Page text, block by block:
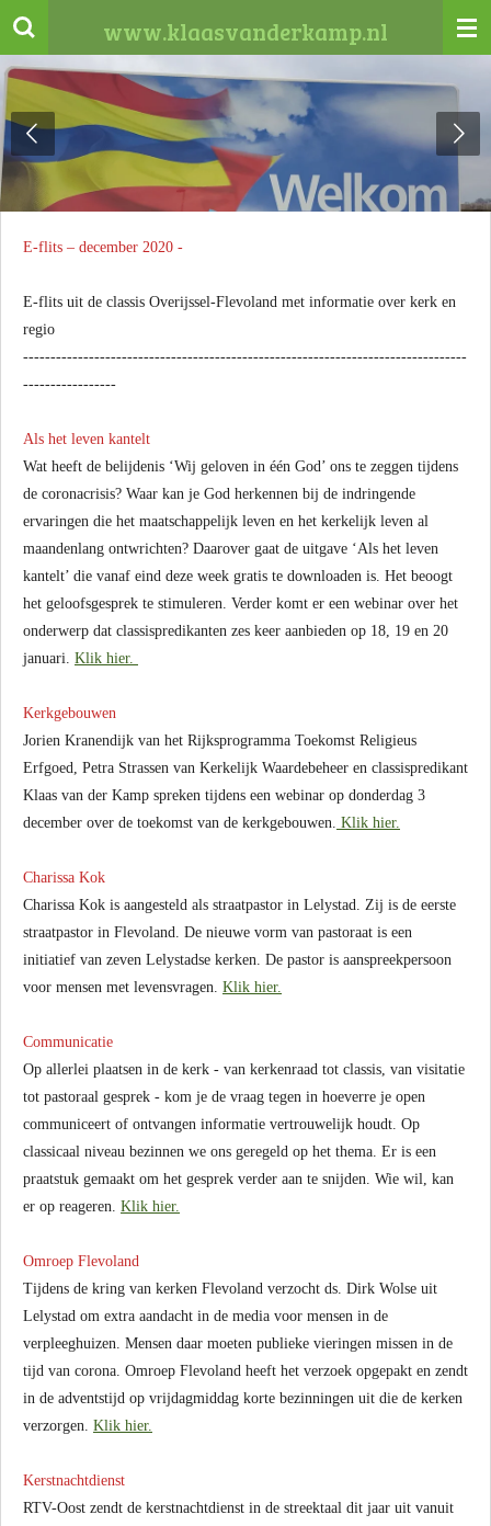
Ga
naar
hoofdinhoud
www.klaasvanderkamp.nl
E-flits – december 2020 -
E-flits uit de classis Overijssel-Flevoland met informatie over kerk en
regio
---------------------------------------------------------------------------------
-----------------
Als het leven kantelt
Wat heeft de belijdenis ‘Wij geloven in één God’ ons te zeggen tijdens
de coronacrisis? Waar kan je God herkennen bij de indringende
ervaringen die het maatschappelijk leven en het kerkelijk leven al
maandenlang ontwrichten? Daarover gaat de uitgave ‘Als het leven
kantelt’ die vanaf eind deze week gratis te downloaden is. Het beoogt
het geloofsgesprek te stimuleren. Verder komt er een webinar over het
onderwerp dat classispredikanten zes keer aanbieden op 18, 19 en 20
januari. Klik hier.
Kerkgebouwen
Jorien Kranendijk van het Rijksprogramma Toekomst Religieus
Erfgoed, Petra Strassen van Kerkelijk Waardebeheer en classispredikant
Klaas van der Kamp spreken tijdens een webinar op donderdag 3
december over de toekomst van de kerkgebouwen. Klik hier.
Charissa Kok
Charissa Kok is aangesteld als straatpastor in Lelystad. Zij is de eerste
straatpastor in Flevoland. De nieuwe vorm van pastoraat is een
initiatief van zeven Lelystadse kerken. De pastor is aanspreekpersoon
voor mensen met levensvragen. Klik hier.
Communicatie
Op allerlei plaatsen in de kerk - van kerkenraad tot classis, van visitatie
tot pastoraal gesprek - kom je de vraag tegen in hoeverre je open
communiceert of ontvangen informatie vertrouwelijk houdt. Op
classicaal niveau bezinnen we ons geregeld op het thema. Er is een
praatstuk gemaakt om het gesprek verder aan te snijden. Wie wil, kan
er op reageren. Klik hier.
Omroep Flevoland
Tijdens de kring van kerken Flevoland verzocht ds. Dirk Wolse uit
Lelystad om extra aandacht in de media voor mensen in de
verpleeghuizen. Mensen daar moeten publieke vieringen missen in de
tijd van corona. Omroep Flevoland heeft het verzoek opgepakt en zendt
in de adventstijd op vrijdagmiddag korte bezinningen uit die de kerken
verzorgen. Klik hier.
Kerstnachtdienst
RTV-Oost zendt de kerstnachtdienst in de streektaal dit jaar uit vanuit